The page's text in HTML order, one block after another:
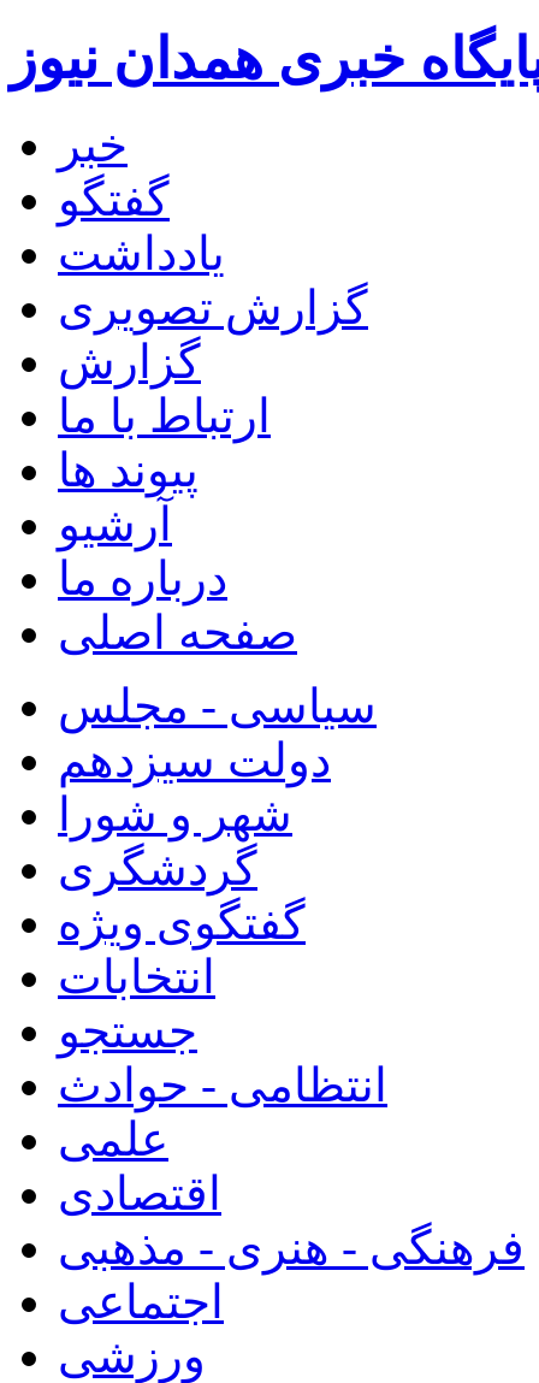
خبری همدان نیوز
خبر
گفتگو
یادداشت
گزارش تصویری
گزارش
ارتباط با ما
پیوند ها
آرشیو
درباره ما
صفحه اصلی
سیاسی - مجلس
دولت سیزدهم
شهر و شورا
گردشگری
گفتگوی ویژه
انتخابات
جستجو
انتظامی - حوادث
علمی
اقتصادی
فرهنگی - هنری - مذهبی
اجتماعی
ورزشی